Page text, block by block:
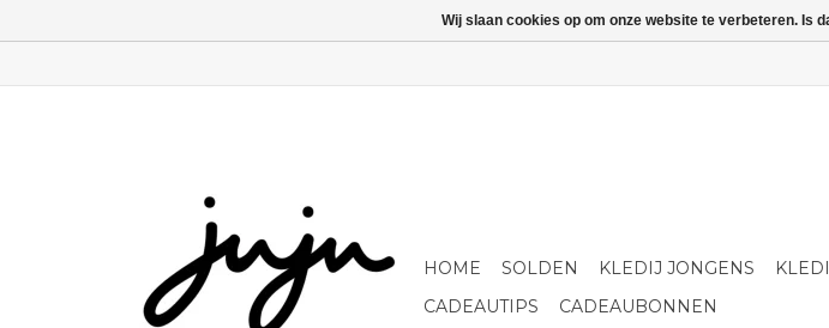
HOME SOLDEN KLEDIJ JONGENS
CADEAUTIPS
CADEAUBONNEN
Wij slaan cookies op om onze website te verbeteren. Is